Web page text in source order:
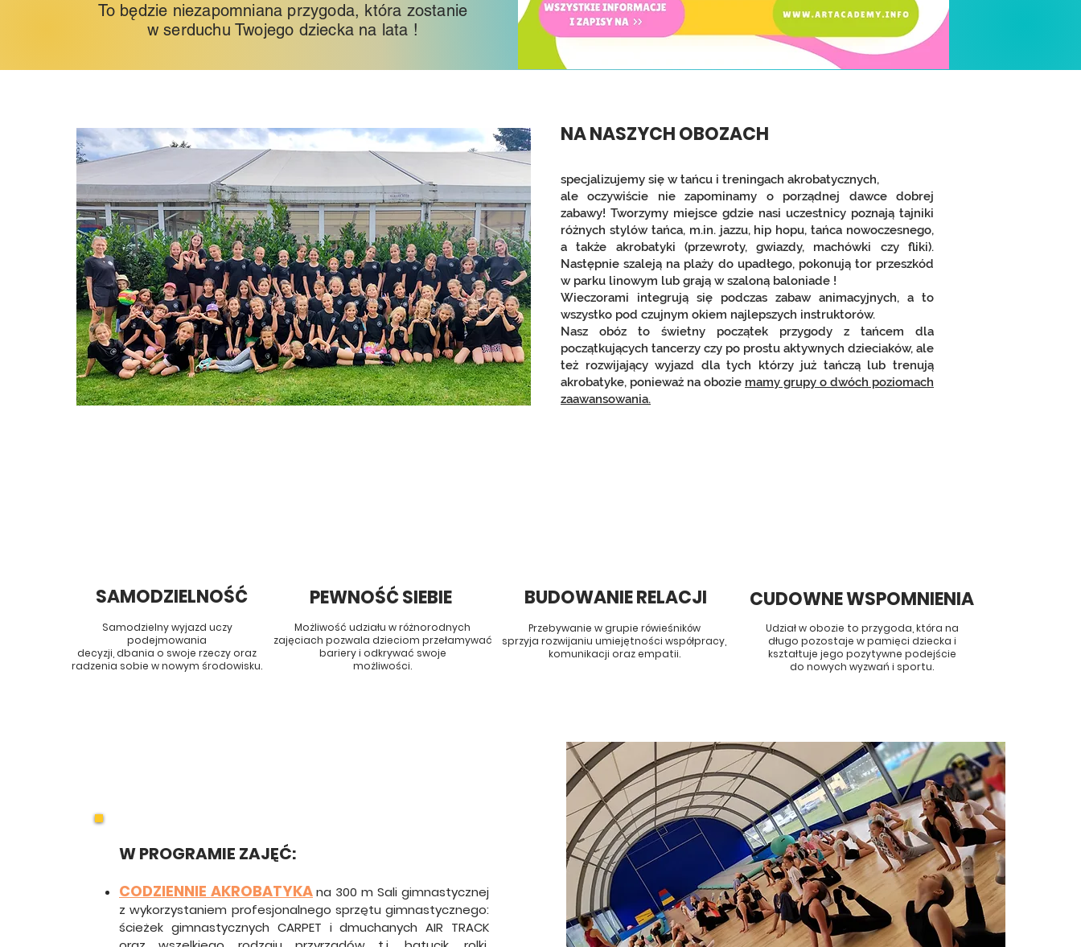
To będzie niezapomniana przygoda, która zostanie
w serduchu Twojego dziecka na lata !
NA NASZYCH OBOZACH
specjalizujemy się w tańcu i treningach akrobatycznych,
ale oczywiście nie zapominamy o porządnej dawce dobrej
zabawy! Tworzymy miejsce gdzie nasi uczestnicy poznają tajniki
różnych stylów tańca, m.in. jazzu, hip hopu, tańca nowoczesnego,
a także akrobatyki (przewroty, gwiazdy, machówki czy fliki).
Następnie szaleją na plaży do upadłego, pokonują tor przeszkód
w parku linowym lub grają w szaloną baloniade !
Wieczorami integrują się podczas zabaw animacyjnych, a to
wszystko pod czujnym okiem najlepszych instruktorów.
Nasz obóz to świetny początek przygody z tańcem dla
początkujących tancerzy czy po prostu aktywnych dzieciaków, ale
też rozwijający wyjazd dla tych którzy już tańczą lub trenują
akrobatyke, ponieważ na obozie mamy grupy o dwóch poziomach
zaawansowania.
SAMODZIELNOŚĆ PEWNOŚĆ SIEBIE BUDOWANIE RELACJI CUDOWNE WSPOMNIENIA
Samodzielny wyjazd uczy
podejmowania
decyzji, dbania o swoje rzeczy oraz
radzenia sobie w nowym środowisku.
Możliwość udziału w różnorodnych
zajęciach pozwala dzieciom przełamywać
bariery i odkrywać swoje
możliwości.
Przebywanie w grupie rówieśników
sprzyja rozwijaniu umiejętności współpracy,
komunikacji oraz empatii.
Udział w obozie to przygoda, która na
długo pozostaje w pamięci dziecka i
kształtuje jego pozytywne podejście
do nowych wyzwań i sportu.
W PROGRAMIE ZAJĘĆ​:
CODZIENNIE AKROBATYKAna 300 m Sali gimnastycznej
z wykorzystaniem profesjonalnego sprzętu gimnastycznego:
ścieżek gimnastycznych CARPET i dmuchanych AIR TRACK